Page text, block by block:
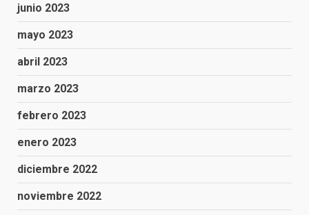
junio 2023
mayo 2023
abril 2023
marzo 2023
febrero 2023
enero 2023
diciembre 2022
noviembre 2022